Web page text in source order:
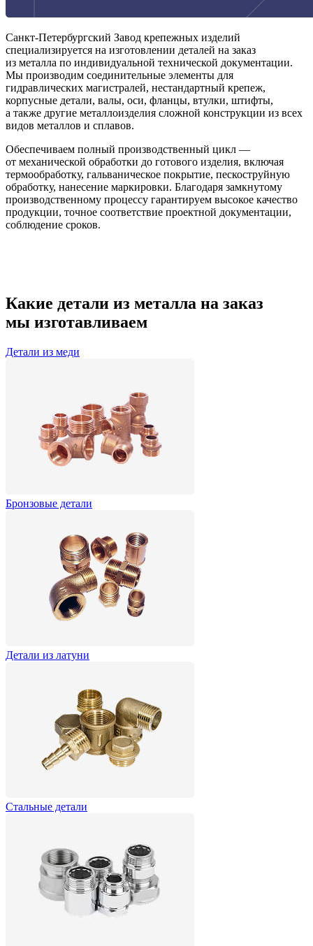
Санкт-Петербургский Завод крепежных изделий
специализируется на изготовлении деталей на заказ
из металла по индивидуальной технической документации.
Мы производим соединительные элементы для
гидравлических магистралей, нестандартный крепеж,
корпусные детали, валы, оси, фланцы, втулки, штифты,
а также другие металлоизделия сложной конструкции из всех
видов металлов и сплавов.
Обеспечиваем полный производственный цикл —
от механической обработки до готового изделия, включая
термообработку, гальваническое покрытие, пескоструйную
обработку, нанесение маркировки. Благодаря замкнутому
производственному процессу гарантируем высокое качество
продукции, точное соответствие проектной документации,
соблюдение сроков.
Какие детали из металла на заказ
мы изготавливаем
Детали из меди
Бронзовые детали
Детали из латуни
Стальные детали